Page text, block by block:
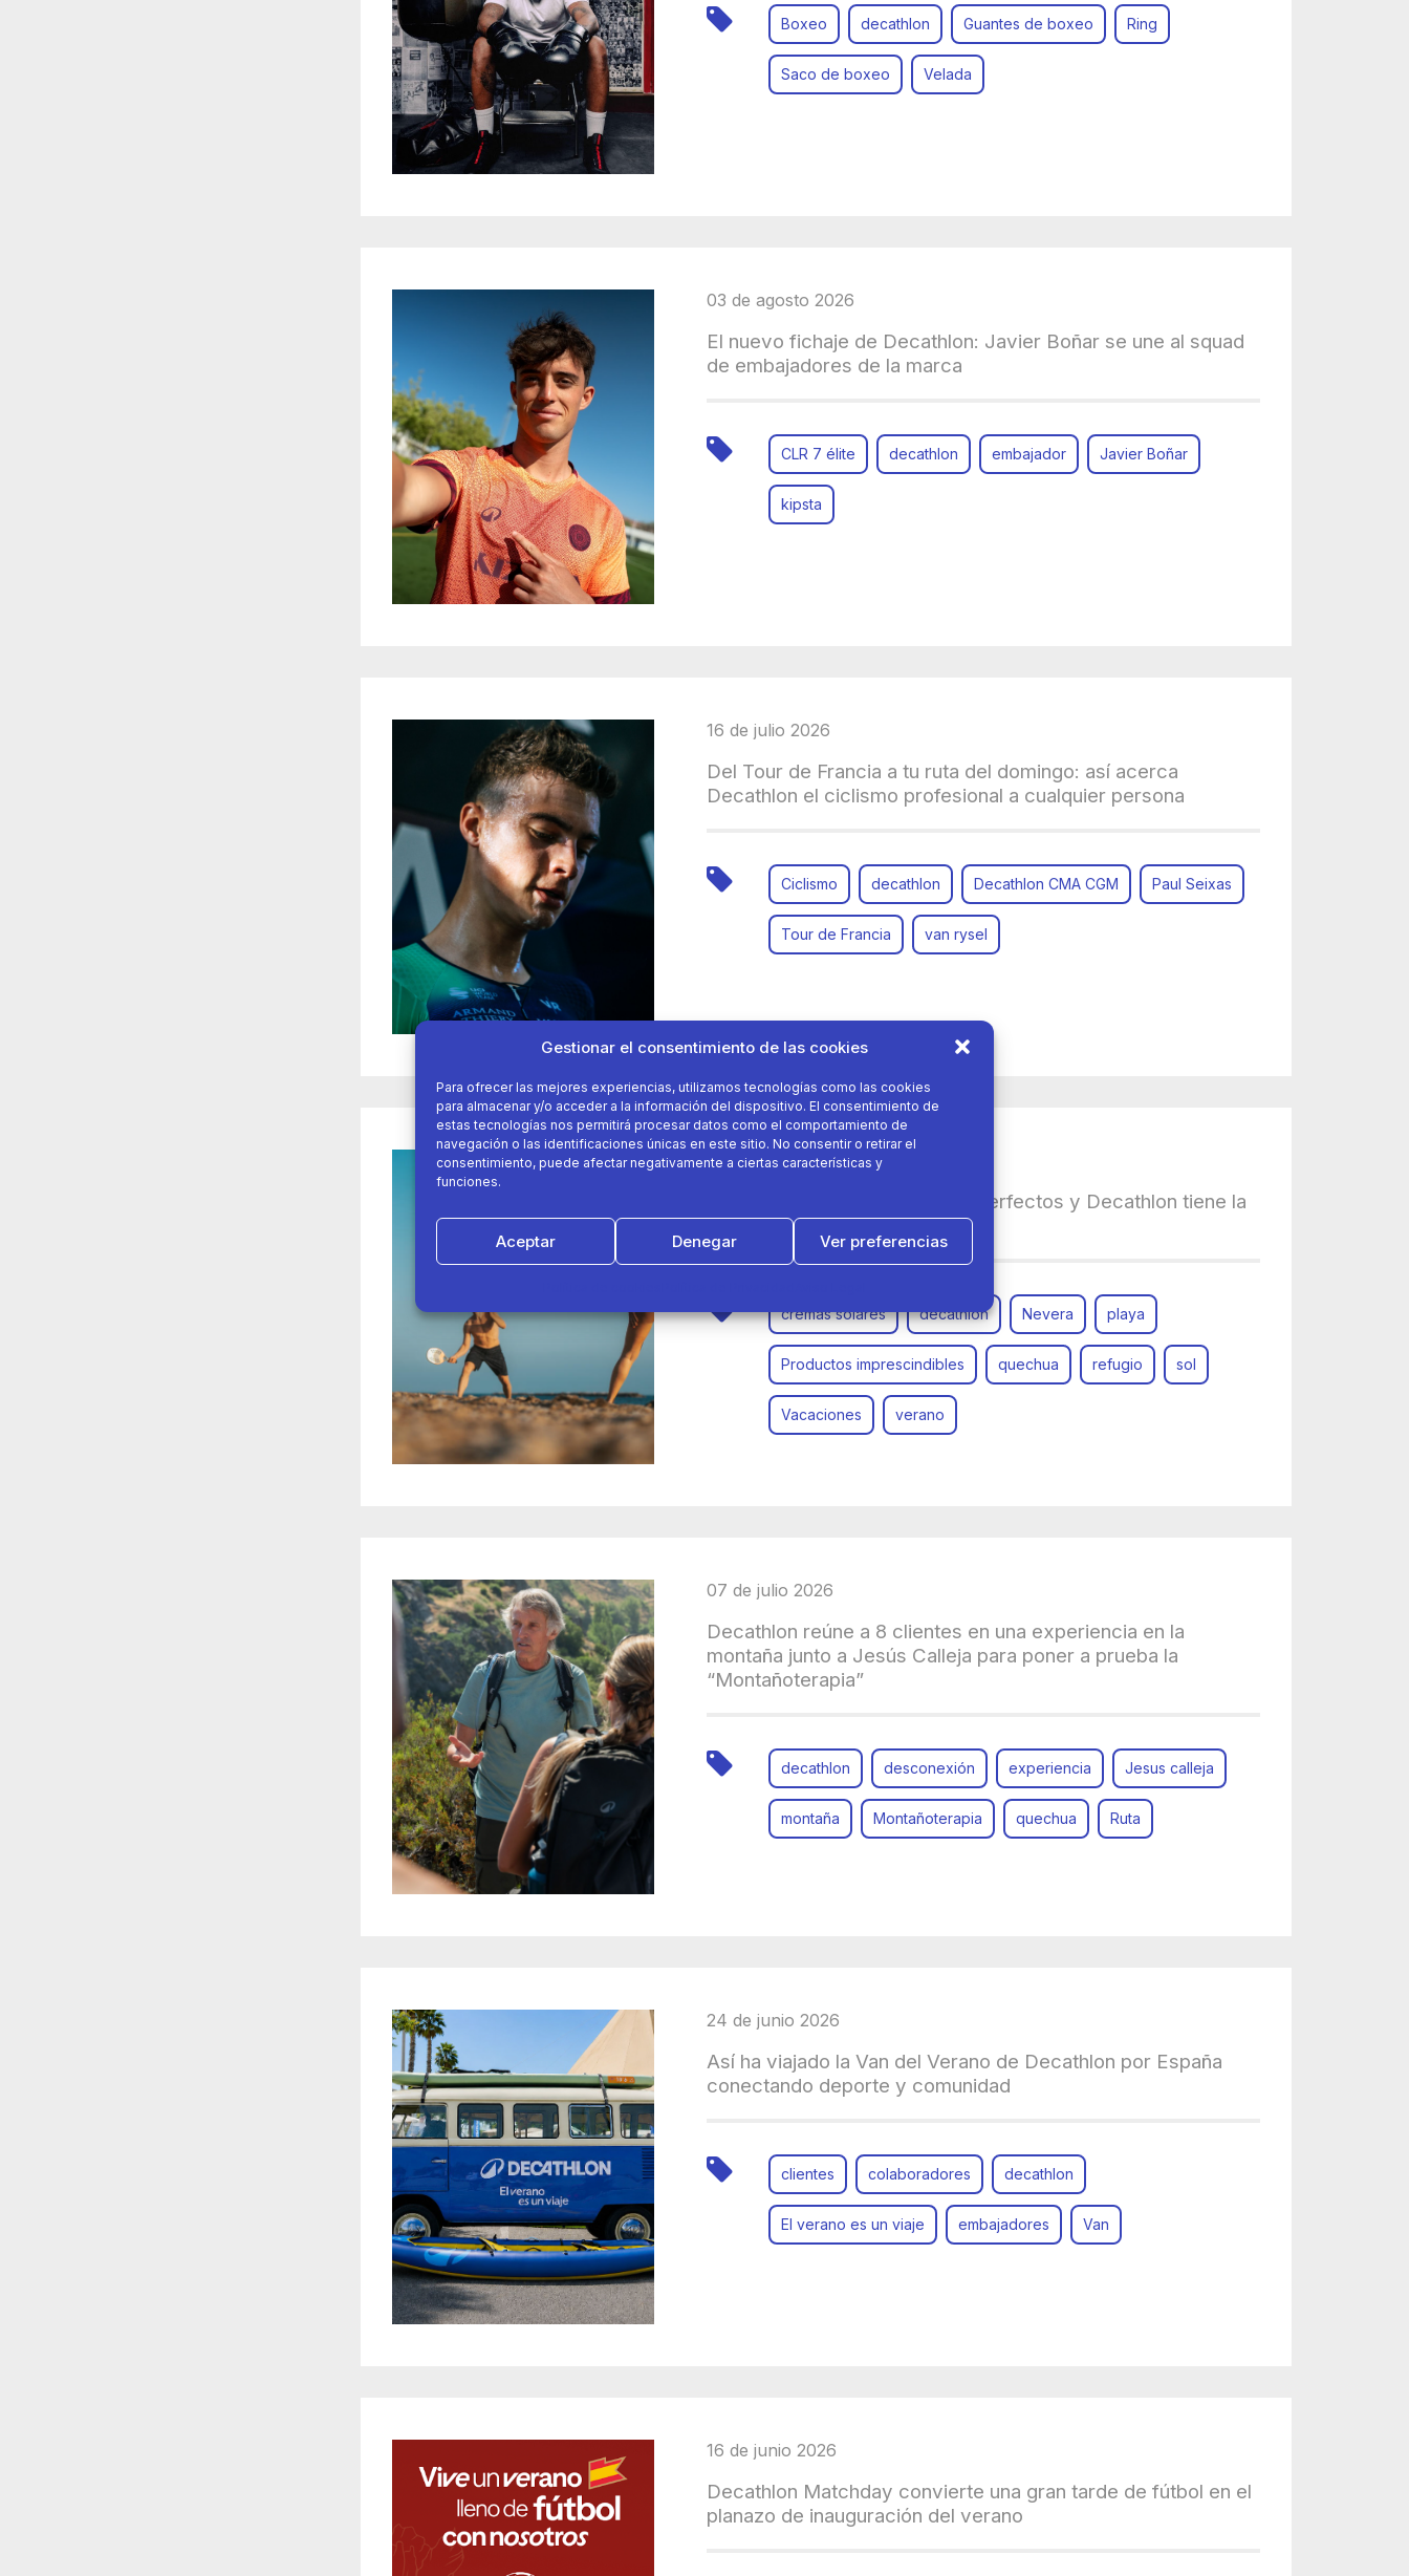
Gestionar el consentimiento de las cookies
Para ofrecer las mejores experiencias, utilizamos tecnologías como las cookies
para almacenar y/o acceder a la información del dispositivo. El consentimiento de
estas tecnologías nos permitirá procesar datos como el comportamiento de
navegación o las identificaciones únicas en este sitio. No consentir o retirar el
consentimiento, puede afectar negativamente a ciertas características y
funciones.
Aceptar Denegar Ver preferencias
Boxeo decathlon Guantes de boxeo Ring
Saco de boxeo Velada
03 de agosto 2026
El nuevo fichaje de Decathlon: Javier Boñar se une al squad
de embajadores de la marca
CLR 7 élite decathlon embajador Javier Boñar
kipsta
16 de julio 2026
Del Tour de Francia a tu ruta del domingo: así acerca
Decathlon el ciclismo profesional a cualquier persona
Ciclismo decathlon Decathlon CMA CGM Paul Seixas
Tour de Francia van rysel
16 de julio 2026
Los días de playa pueden ser perfectos y Decathlon tiene la
fórmula para conseguirlo
cremas solares decathlon Nevera playa
Productos imprescindibles quechua refugio sol
Vacaciones verano
07 de julio 2026
Decathlon reúne a 8 clientes en una experiencia en la
montaña junto a Jesús Calleja para poner a prueba la
“Montañoterapia”
decathlon desconexión experiencia Jesus calleja
montaña Montañoterapia quechua Ruta
24 de junio 2026
Así ha viajado la Van del Verano de Decathlon por España
conectando deporte y comunidad
clientes colaboradores decathlon
El verano es un viaje embajadores Van
16 de junio 2026
Decathlon Matchday convierte una gran tarde de fútbol en el
planazo de inauguración del verano